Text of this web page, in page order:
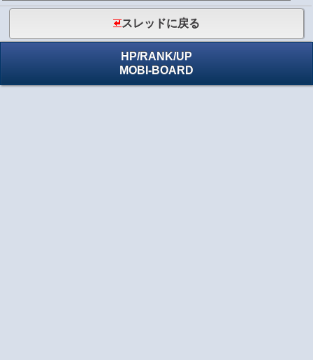
スレッドに戻る
HP/RANK/UP
MOBI-BOARD